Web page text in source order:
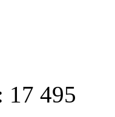
17 495